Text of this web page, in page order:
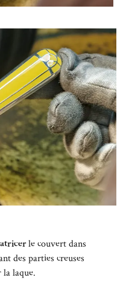
le couvert dans
des parties creuses
laque.